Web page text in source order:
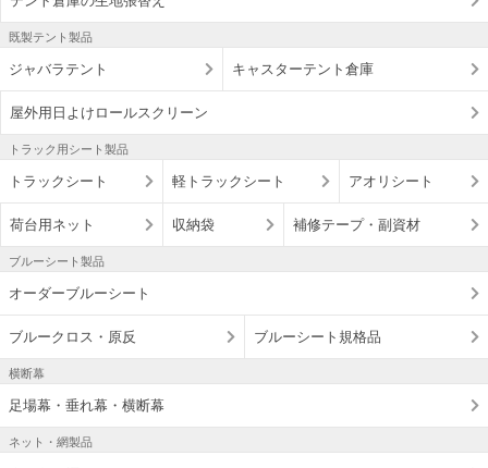
既製テント製品
ジャバラテント キャスターテント倉庫
屋外用日よけロールスクリーン
トラック用シート製品
トラックシート 軽トラックシート アオリシート
荷台用ネット 収納袋 補修テープ・副資材
ブルーシート製品
オーダーブルーシート
ブルークロス・原反 ブルーシート規格品
横断幕
足場幕・垂れ幕・横断幕
ネット・網製品